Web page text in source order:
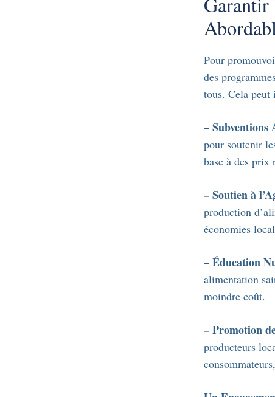
Pour
des
tous. Cela peut
– Subventions
pour soutenir
base à des prix
– Soutien à
production
économies
– Éducation
alimentation
moindre coût.
– Promotion
producteurs